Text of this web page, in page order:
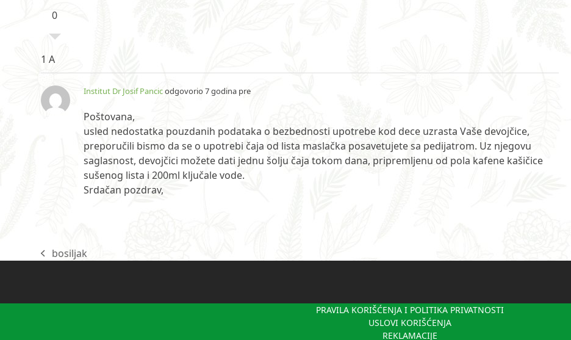
0
1 A
Institut Dr Josif Pancicodgovorio 7 godina pre
Poštovana,
usled nedostatka pouzdanih podataka o bezbednosti upotrebe kod dece uzrasta Vaše devojčice,
preporučili bismo da se o upotrebi čaja od lista maslačka posavetujete sa pedijatrom. Uz njegovu
saglasnost, devojčici možete dati jednu šolju čaja tokom dana, pripremljenu od pola kafene kašičice
sušenog lista i 200ml ključale vode.
Srdačan pozdrav,
previous
bosiljak
PRAVILA KORIŠĆENJA I POLITIKA PRIVATNOSTI
USLOVI KORIŠĆENJA
REKLAMACIJE